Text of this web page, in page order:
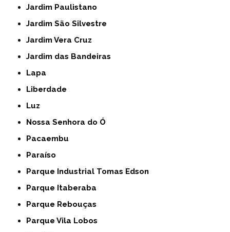
Jardim Paulistano
Jardim São Silvestre
Jardim Vera Cruz
Jardim das Bandeiras
Lapa
Liberdade
Luz
Nossa Senhora do Ó
Pacaembu
Paraíso
Parque Industrial Tomas Edson
Parque Itaberaba
Parque Rebouças
Parque Vila Lobos